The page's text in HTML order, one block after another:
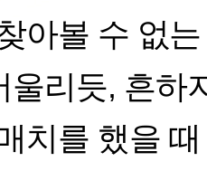
아볼 수 없
울리듯, 흔하
치를 했을 때